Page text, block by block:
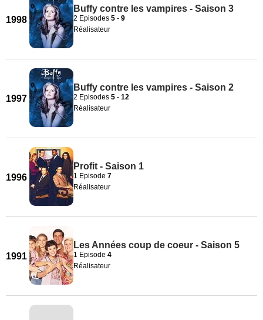
1998
Buffy contre les vampires - Saison 3
2 Episodes 5 - 9
Réalisateur
1997
Buffy contre les vampires - Saison 2
2 Episodes 5 - 12
Réalisateur
1996
Profit - Saison 1
1 Episode 7
Réalisateur
1991
Les Années coup de coeur - Saison 5
1 Episode 4
Réalisateur